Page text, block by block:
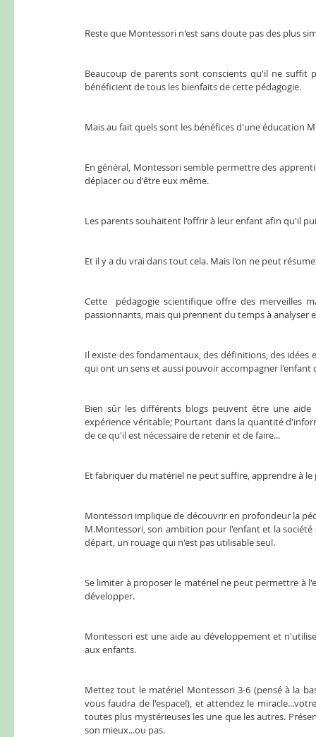
Reste que Montessori n'est sans doute pas des plus
Beaucoup de parents sont conscients qu'il ne suffit
bénéficient de tous les bienfaits de cette pédagogie.
Mais au fait quels sont les bénéfices d'une éducation
En général, Montessori semble permettre des
déplacer ou d'être eux même.
Les parents souhaitent l'offrir à leur enfant afin qu'il
Et il y a du vrai dans tout cela. Mais l'on ne peut
Cette  pédagogie scientifique offre des merveilles
passionnants, mais qui prennent du temps à analyser
Il existe des fondamentaux, des définitions, des
qui ont un sens et aussi pouvoir accompagner l'enfant
Bien sûr les différents blogs peuvent être une
expérience véritable; Pourtant dans la quantité
de ce qu'il est nécessaire de retenir et de faire...
Et fabriquer du matériel ne peut suffire, apprendre à
Montessori implique de découvrir en profondeur la
M.Montessori, son ambition pour l'enfant et la
départ, un rouage qui n'est pas utilisable seul.
Se limiter à proposer le matériel ne peut permettre à
développer.
Montessori est une aide au développement et
aux enfants.
Mettez tout le matériel Montessori 3-6 (pensé à la
vous faudra de l'espace!), et attendez le
toutes plus mystérieuses les une que les autres.
son mieux...ou pas.